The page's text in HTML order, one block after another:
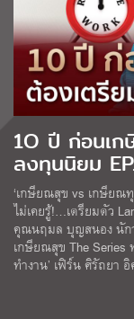
1O ปี ก่อนเ
ลงทุนนิยม
‘เกษียณสุข vs เกษียณ
ไม่เคยรู้!…เตรียมตัว
คุณนฤมล บุญสนอง นักว
เกษียณสุข The Series
ทำงาน’ เฟิร์น ศิรัถยา